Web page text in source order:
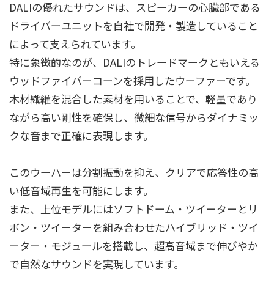
DALIの優れたサウンドは、スピーカーの心臓部である
ドライバーユニットを自社で開発・製造していること
によって支えられています。
特に象徴的なのが、DALIのトレードマークともいえる
ウッドファイバーコーンを採用したウーファーです。
木材繊維を混合した素材を用いることで、軽量であり
ながら高い剛性を確保し、微細な信号からダイナミッ
クな音まで正確に表現します。
このウーハーは分割振動を抑え、クリアで応答性の高
い低音域再生を可能にします。
また、上位モデルにはソフトドーム・ツイーターとリ
ボン・ツイーターを組み合わせたハイブリッド・ツイ
ーター・モジュールを搭載し、超高音域まで伸びやか
で自然なサウンドを実現しています。